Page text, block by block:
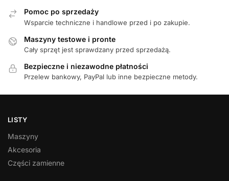
Pomoc po sprzedaży
Wsparcie techniczne i handlowe przed i po zakupie.
Maszyny testowe i pronte
Cały sprzęt jest sprawdzany przed sprzedażą.
Bezpieczne i niezawodne płatności
Przelew bankowy, PayPal lub inne bezpieczne metody.
LISTY
Maszyny
Akcesoria
Części zamienne